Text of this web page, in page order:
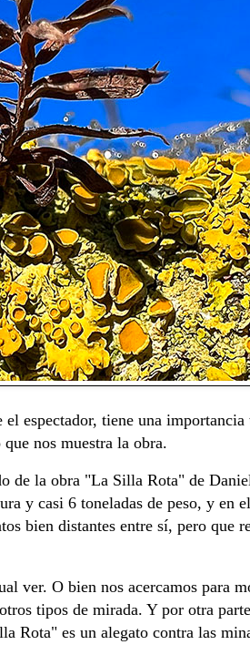
espectador, tiene una
nos muestra la obra.
de la obra "La Silla Rota" de
y casi 6 toneladas de peso, y en
bien distantes entre sí, pero
ver. O bien nos acercamos para
tipos de mirada. Y por otra
Rota" es un alegato contra las